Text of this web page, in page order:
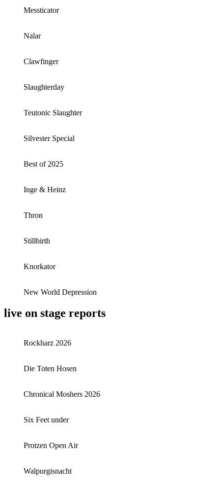
Messticator
Nalar
Clawfinger
Slaughterday
Teutonic Slaughter
Silvester Special
Best of 2025
Inge & Heinz
Thron
Stillbirth
Knorkator
New World Depression
live on stage reports
Rockharz 2026
Die Toten Hosen
Chronical Moshers 2026
Six Feet under
Protzen Open Air
Walpurgisnacht